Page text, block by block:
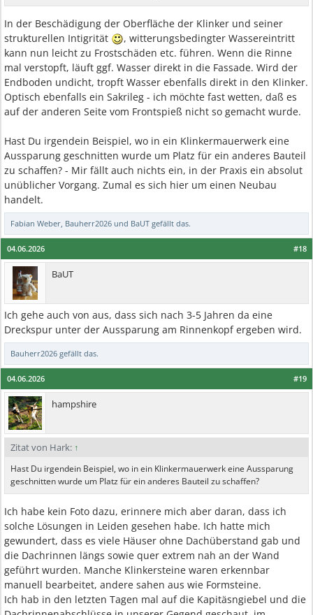
In der Beschädigung der Oberfläche der Klinker und seiner
strukturellen Intigrität
, witterungsbedingter Wassereintritt
kann nun leicht zu Frostschäden etc. führen. Wenn die Rinne
mal verstopft, läuft ggf. Wasser direkt in die Fassade. Wird der
Endboden undicht, tropft Wasser ebenfalls direkt in den Klinker.
Optisch ebenfalls ein Sakrileg - ich möchte fast wetten, daß es
auf der anderen Seite vom Frontspieß nicht so gemacht wurde.
Hast Du irgendein Beispiel, wo in ein Klinkermauerwerk eine
Aussparung geschnitten wurde um Platz für ein anderes Bauteil
zu schaffen? - Mir fällt auch nichts ein, in der Praxis ein absolut
unüblicher Vorgang. Zumal es sich hier um einen Neubau
handelt.
Fabian Weber, Bauherr2026 und BaUT gefällt das.
#18
04.06.2026
BaUT
Ich gehe auch von aus, dass sich nach 3-5 Jahren da eine
Dreckspur unter der Aussparung am Rinnenkopf ergeben wird.
Bauherr2026 gefällt das.
#19
04.06.2026
hampshire
Zitat von Hark: ↑
Hast Du irgendein Beispiel, wo in ein Klinkermauerwerk eine Aussparung
geschnitten wurde um Platz für ein anderes Bauteil zu schaffen?
Ich habe kein Foto dazu, erinnere mich aber daran, dass ich
solche Lösungen in Leiden gesehen habe. Ich hatte mich
gewundert, dass es viele Häuser ohne Dachüberstand gab und
die Dachrinnen längs sowie quer extrem nah an der Wand
geführt wurden. Manche Klinkersteine waren erkennbar
manuell bearbeitet, andere sahen aus wie Formsteine.
Ich hab in den letzten Tagen mal auf die Kapitäsngiebel und die